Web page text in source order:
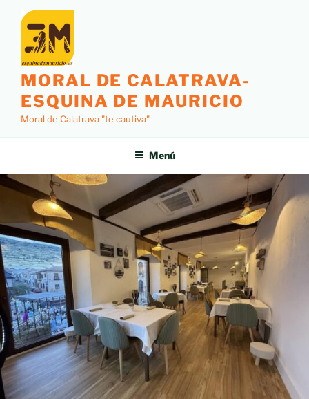
MORAL DE CALATRAVA-
ESQUINA DE MAURICIO
Moral de Calatrava "te cautiva"
Menú